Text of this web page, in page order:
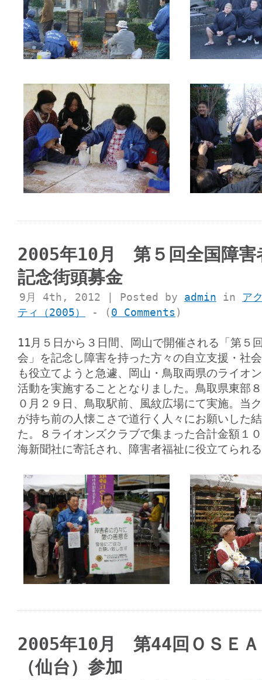
2005年10月 第５回全国障害
記念街頭募金
9月 4th, 2012 | Posted by admin in ア
ティ（2005）
- (0 Comments )
11月５日から３日間、岡山で開催される「第５
会」を記念し障害を持った方々の自立支援・社
も役立てようと急遽、岡山・鳥取両県のライオ
活動を実施することとなりました。鳥取県東部
０月２９日、鳥取駅前、風紋広場にて実施。当
が持ち前の人懐こさで道行く人々にお願いした
た。８ライオンズクラブで集まった合計金額１
海新聞社に寄託され、障害者福祉に役立てられ
2005年10月 第44回ＯＳＥＡ
（仙台）参加